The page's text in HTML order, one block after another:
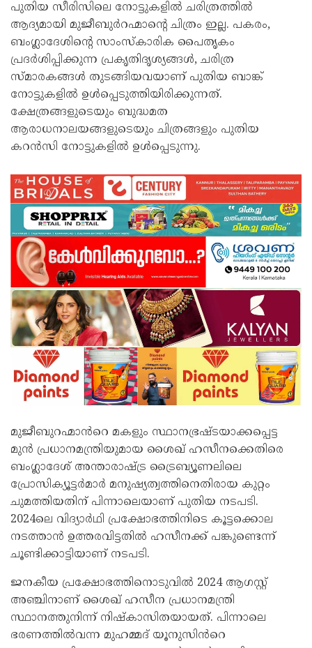
പുതിയ സീരിസിലെ നോട്ടുകളിൽ ചരിത്രത്തിൽ
ആദ്യമായി മുജീബുർറഹ്മാന്റെ ചിത്രം ഇല്ല. പകരം,
ബംഗ്ലാദേശിന്റെ സാംസ്കാരിക പൈതൃകം
പ്രദർശിപ്പിക്കുന്ന പ്രകൃതിദൃശ്യങ്ങൾ, ചരിത്ര
സ്മാരകങ്ങൾ തുടങ്ങിയവയാണ് പുതിയ ബാങ്ക്
നോട്ടുകളിൽ ഉൾപ്പെടുത്തിയിരിക്കുന്നത്.
ക്ഷേത്രങ്ങളുടെയും ബുദ്ധമത
ആരാധനാലയങ്ങളുടെയും ചിത്രങ്ങളും പുതിയ
കറൻസി നോട്ടുകളിൽ ഉൾപ്പെടുന്നു.
മുജീബുറഹ്മാൻറെ മകളും സ്ഥാനഭ്രഷ്ടയാക്കപ്പെട്ട
മുൻ പ്രധാനമന്ത്രിയുമായ ശൈഖ് ഹസീനക്കെതിരെ
ബംഗ്ലാദേശ് അന്താരാഷ്ട്ര ട്രൈബ്യൂണലിലെ
പ്രോസിക്യൂട്ടർമാർ മനുഷ്യത്വത്തിനെതിരായ കുറ്റം
ചുമത്തിയതിന് പിന്നാലെയാണ് പുതിയ നടപടി.
2024ലെ വിദ്യാർഥി പ്രക്ഷോഭത്തിനിടെ കൂട്ടക്കൊല
നടത്താൻ ഉത്തരവിട്ടതിൽ ഹസീനക്ക് പങ്കുണ്ടെന്ന്
ചൂണ്ടിക്കാട്ടിയാണ് നടപടി.
ജനകീയ പ്രക്ഷോഭത്തിനൊടുവിൽ 2024 ആഗസ്റ്റ്
അഞ്ചിനാണ് ശൈഖ് ഹസീന പ്രധാനമന്ത്രി
സ്ഥാനത്തുനിന്ന് നിഷ്‍കാസിതയായത്. പിന്നാലെ
ഭരണത്തിൽവന്ന മുഹമ്മദ് യൂനുസിൻറെ